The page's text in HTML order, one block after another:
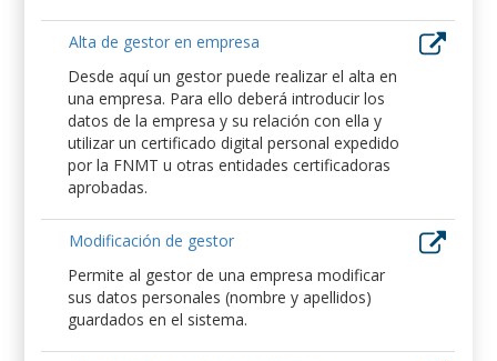
Alta de gestor en empresa
Desde aquí un gestor puede realizar el alta en
una empresa. Para ello deberá introducir los
datos de la empresa y su relación con ella y
utilizar un certificado digital personal expedido
por la FNMT u otras entidades certificadoras
aprobadas.
Modificación de gestor
Permite al gestor de una empresa modificar
sus datos personales (nombre y apellidos)
guardados en el sistema.